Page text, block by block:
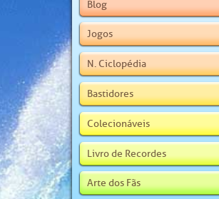
Blog
Jogos
N. Ciclopédia
Bastidores
Colecionáveis
Livro de Recordes
Arte dos Fãs